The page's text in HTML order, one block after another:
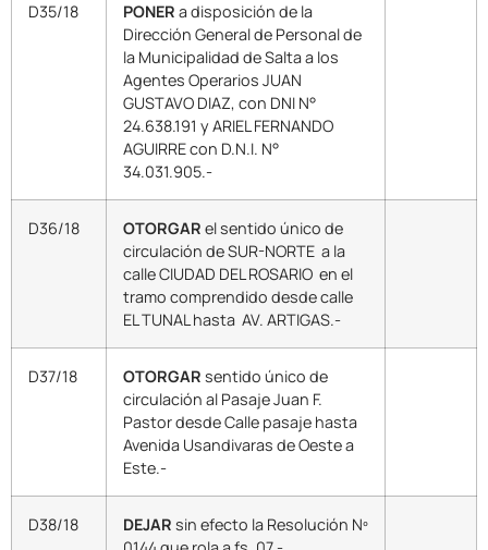
D35/18 PONER a disposición de la
Dirección General de Personal de
la Municipalidad de Salta a los
Agentes Operarios JUAN
GUSTAVO DIAZ, con DNI N°
24.638.191 y ARIEL FERNANDO
AGUIRRE con D.N.I. N°
34.031.905.-
D36/18 OTORGAR el sentido único de
circulación de SUR-NORTE a la
calle CIUDAD DEL ROSARIO en el
tramo comprendido desde calle
EL TUNAL hasta AV. ARTIGAS.-
D37/18 OTORGAR sentido único de
circulación al Pasaje Juan F.
Pastor desde Calle pasaje hasta
Avenida Usandivaras de Oeste a
Este.-
D38/18 DEJAR sin efecto la Resolución Nº